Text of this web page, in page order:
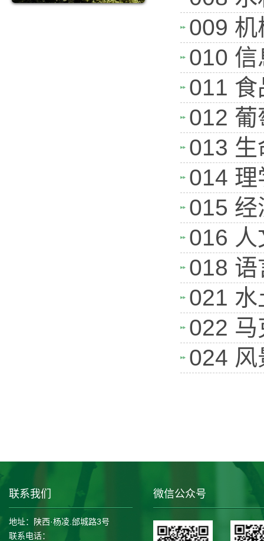
009 机
010 信
011 食
012 葡
013 生
014 理
015 经
016 人
018 语
021 水
022 马
024 风
联系我们
地址：陕西·杨凌.邰城路3号
联系电话：
微信公众号